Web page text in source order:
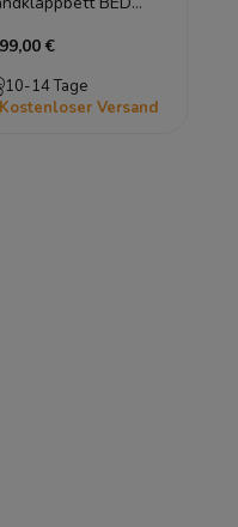
€
10-14 Tage
Kostenloser Versand